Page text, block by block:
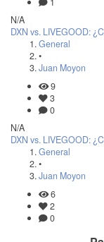
N/A
DXN vs. LIVEGOOD:
General
•
Juan Moyon
9
3
0
N/A
DXN vs. LIVEGOOD:
General
•
Juan Moyon
6
2
0